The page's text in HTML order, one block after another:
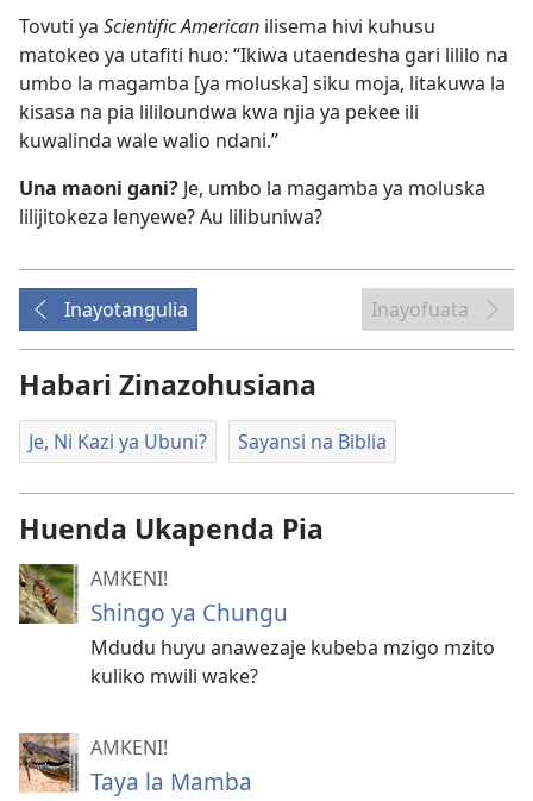
Tovuti ya Scientific American ilisema hivi kuhusu
matokeo ya utafiti huo: “Ikiwa utaendesha gari lililo na
umbo la magamba [ya moluska] siku moja, litakuwa la
kisasa na pia lililoundwa kwa njia ya pekee ili
kuwalinda wale walio ndani.”
Una maoni gani? Je, umbo la magamba ya moluska
lilijitokeza lenyewe? Au lilibuniwa?
Inayotangulia Inayofuata
Habari Zinazohusiana
Je, Ni Kazi ya Ubuni? Sayansi na Biblia
Huenda Ukapenda Pia
AMKENI!
Shingo ya Chungu
Mdudu huyu anawezaje kubeba mzigo mzito
kuliko mwili wake?
AMKENI!
Taya la Mamba